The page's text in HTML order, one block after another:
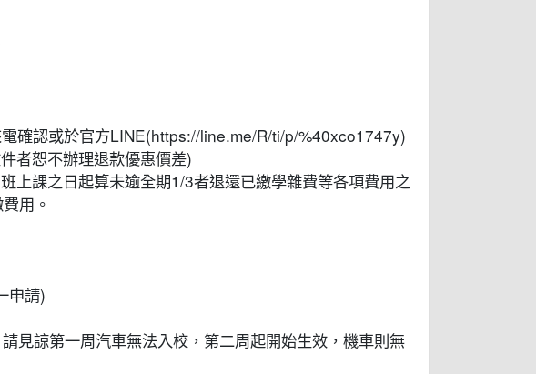
確認或於官方LINE(https://line.me/R/ti/p/%40xco1747y)
者恕不辦理退款優惠價差)
上課之日起算未逾全期1/3者退還已繳學雜費等各項費用之
用。
申請)
見諒第一周汽車無法入校，第二周起開始生效，機車則無